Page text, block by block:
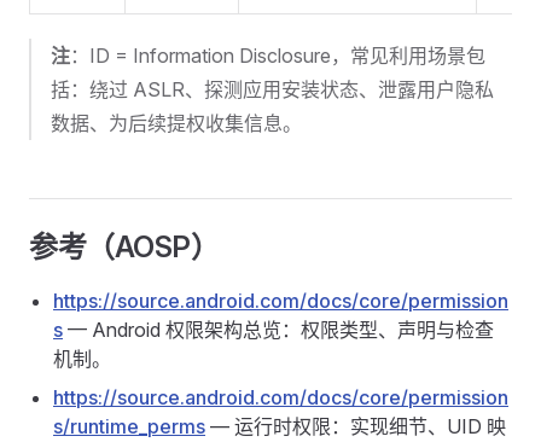
注：ID = Information Disclosure，常见利用场景包
括：绕过 ASLR、探测应用安装状态、泄露用户隐私
数据、为后续提权收集信息。
参考（AOSP）
https://source.android.com/docs/core/permission
s — Android 权限架构总览：权限类型、声明与检查
机制。
https://source.android.com/docs/core/permission
s/runtime_perms — 运行时权限：实现细节、UID 映